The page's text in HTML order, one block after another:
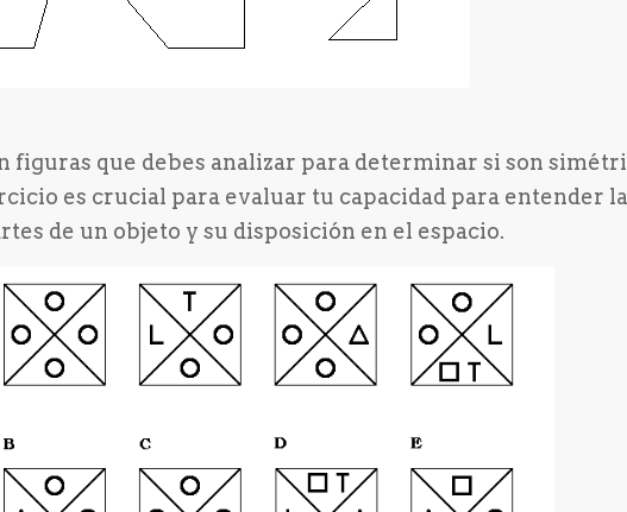
figuras que debes analizar para determinar si son
es crucial para evaluar tu capacidad para entender
de un objeto y su disposición en el espacio.